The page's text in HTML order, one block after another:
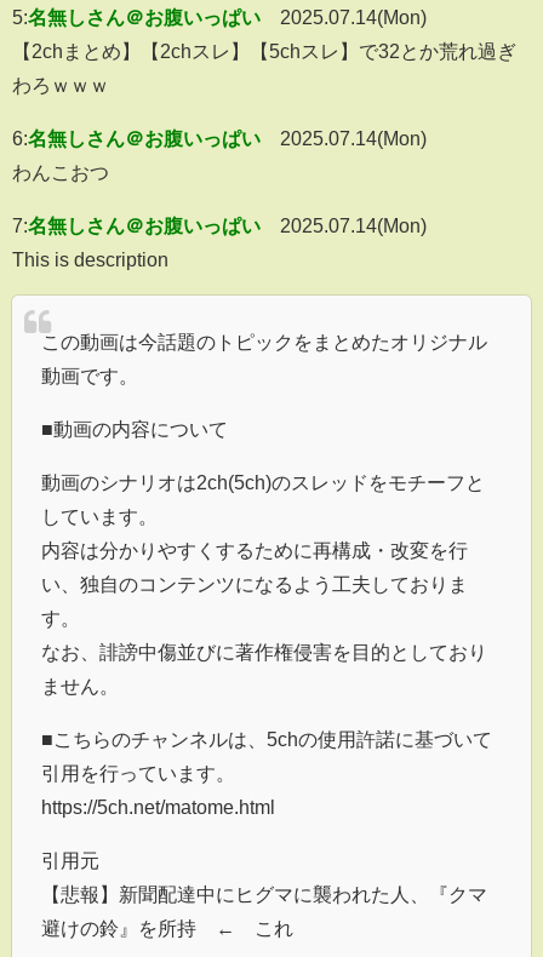
5:名無しさん＠お腹いっぱい
2025.07.14(Mon)
【2chまとめ】【2chスレ】【5chスレ】で32とか荒れ過ぎ
わろｗｗｗ
6:名無しさん＠お腹いっぱい
2025.07.14(Mon)
わんこおつ
7:名無しさん＠お腹いっぱい
2025.07.14(Mon)
This is description
この動画は今話題のトピックをまとめたオリジナル
動画です。
■動画の内容について
動画のシナリオは2ch(5ch)のスレッドをモチーフと
しています。
内容は分かりやすくするために再構成・改変を行
い、独自のコンテンツになるよう工夫しておりま
す。
なお、誹謗中傷並びに著作権侵害を目的としており
ません。
■こちらのチャンネルは、5chの使用許諾に基づいて
引用を行っています。
https://5ch.net/matome.html
引用元
【悲報】新聞配達中にヒグマに襲われた人、『クマ
避けの鈴』を所持 ← これ